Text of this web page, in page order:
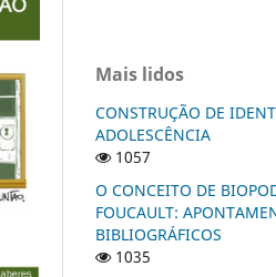
Mais lidos
CONSTRUÇÃO DE
ADOLESCÊNCIA
1057
O CONCEITO DE
FOUCAULT:
BIBLIOGRÁFICOS
1035